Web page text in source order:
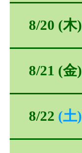
8/20 (木)
8/21 (金)
8/22 (土)